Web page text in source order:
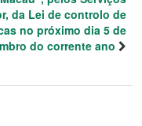
da Lei de controlo de
no próximo dia 5 de
do corrente ano